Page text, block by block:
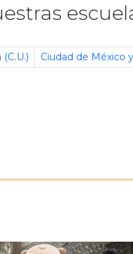
Ciudad de México